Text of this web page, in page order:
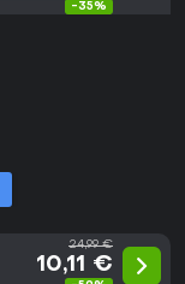
-35%
24,99 €
10,11 €